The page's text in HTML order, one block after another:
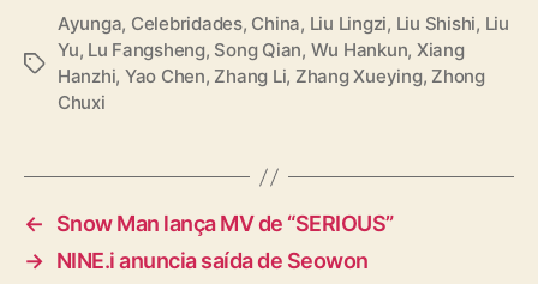
2025
T
Ayunga, Celebridades, China, Liu Lingzi, Liu Shishi, Liu
Yu, Lu Fangsheng, Song Qian, Wu Hankun, Xiang
Hanzhi, Yao Chen, Zhang Li, Zhang Xueying, Zhong
Chuxi
←
Snow Man lança MV de “SERIOUS”
→ NINE.i anuncia saída de Seowon